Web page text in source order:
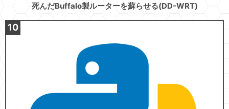
死んだBuffalo製ルーターを蘇らせる(DD-WRT)